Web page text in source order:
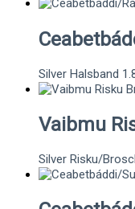
Silver Halsband
Vaibmu
Silver Risku/